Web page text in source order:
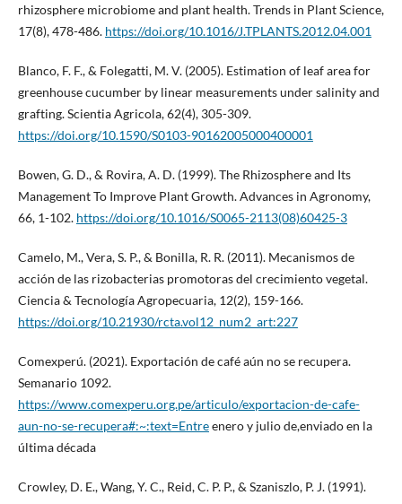
rhizosphere microbiome and plant health. Trends in Plant Science,
17(8), 478-486. https://doi.org/10.1016/J.TPLANTS.2012.04.001
Blanco, F. F., & Folegatti, M. V. (2005). Estimation of leaf area for
greenhouse cucumber by linear measurements under salinity and
grafting. Scientia Agricola, 62(4), 305-309.
https://doi.org/10.1590/S0103-90162005000400001
Bowen, G. D., & Rovira, A. D. (1999). The Rhizosphere and Its
Management To Improve Plant Growth. Advances in Agronomy,
66, 1-102. https://doi.org/10.1016/S0065-2113(08)60425-3
Camelo, M., Vera, S. P., & Bonilla, R. R. (2011). Mecanismos de
acción de las rizobacterias promotoras del crecimiento vegetal.
Ciencia & Tecnología Agropecuaria, 12(2), 159-166.
https://doi.org/10.21930/rcta.vol12_num2_art:227
Comexperú. (2021). Exportación de café aún no se recupera.
Semanario 1092.
https://www.comexperu.org.pe/articulo/exportacion-de-cafe-
aun-no-se-recupera#:~:text=Entreenero y julio de,enviado en la
última década
Crowley, D. E., Wang, Y. C., Reid, C. P. P., & Szaniszlo, P. J. (1991).